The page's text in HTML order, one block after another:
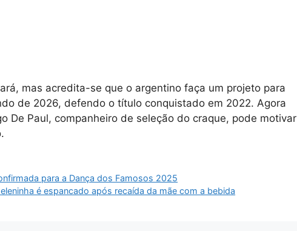
mas acredita-se que o argentino faça um projeto para
de 2026, defendo o título conquistado em 2022. Agora
De Paul, companheiro de seleção do craque, pode motivar
para a Dança dos Famosos 2025
é espancado após recaída da mãe com a bebida